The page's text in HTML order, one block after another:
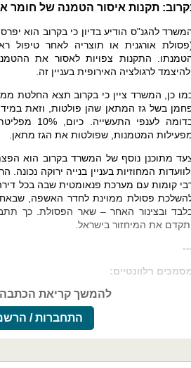
תקנות איסור הטמנה של חומר
להגנ"ס הודיע בדיון כי בקרוב הוא
אורגנית או תוצריה לאחר טיפול
התקנות צפויות לאסור את
לרגולציה האירופית בעניין זה.
כן, המשרד ציין כי בקרוב תצא החלטת
בשל גז המתאן שהן פולטות, וזאת
בדומה
המטמנות, שפולטות את הגז מתאן.
מתוכנן נוסף של המשרד בקרוב הוא הפצת
המחוזיות בעניין בנייה ירוקה
קומות עם מערכת פנאומטית שבה בכל
פסולת ממוינת לחדר האשפה,
ובצינור האחר – שאר הפסולת. כך
את המיחזור בישראל.
רלוונטיים:
להמשך קריאת
התחברות /